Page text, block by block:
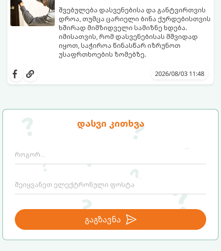
დასვი კითხვა
გაგზავნა
შვებულება დასვენებისა და განტვირთვის
დროა, თუმცა ცარიელი ბინა ქურდებისთვის
ხშირად მიმზიდველი სამიზნე ხდება.
იმისათვის, რომ დასვენებისას მშვიდად
იყოთ, საჭიროა წინასწარ იზრუნოთ
უსაფრთხოების ზომებზე.
2026/08/03 11:48